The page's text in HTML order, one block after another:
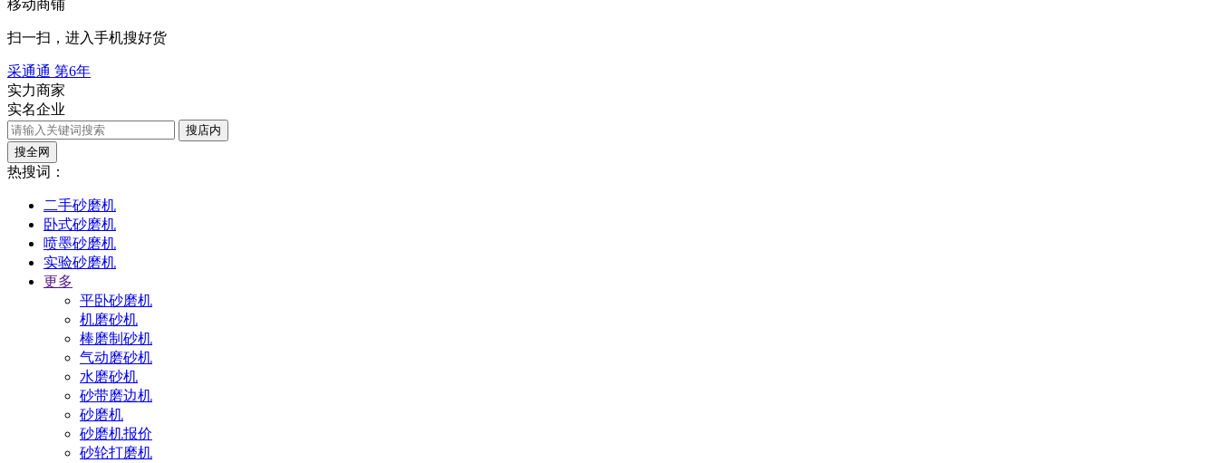
移动商铺
扫一扫，进入手机搜好货
采通通 第6年
实力商家
实名企业
搜店内
搜全网
热搜词：
二手砂磨机
卧式砂磨机
喷墨砂磨机
实验砂磨机
更多
平卧砂磨机
机磨砂机
棒磨制砂机
气动磨砂机
水磨砂机
砂带磨边机
砂磨机
砂磨机报价
砂轮打磨机